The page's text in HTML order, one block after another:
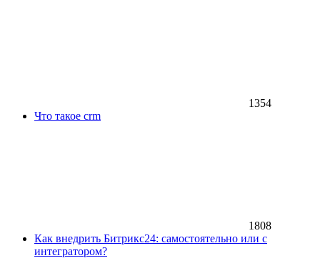
1354
Что такое crm
1808
Как внедрить Битрикс24: самостоятельно или с
интегратором?